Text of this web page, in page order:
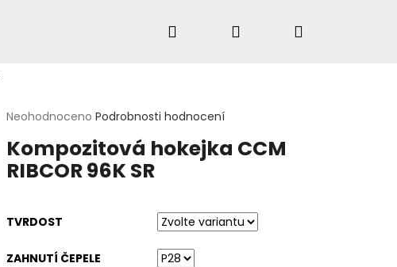
Přihlášení
Průměrné
produktu
je
0,0
hvězdiček.
Neohodnoceno Podrobnosti hodnocení
Kompozitová hokejka CCM
RIBCOR 96K SR
TVRDOST
ZAHNUTÍ ČEPELE